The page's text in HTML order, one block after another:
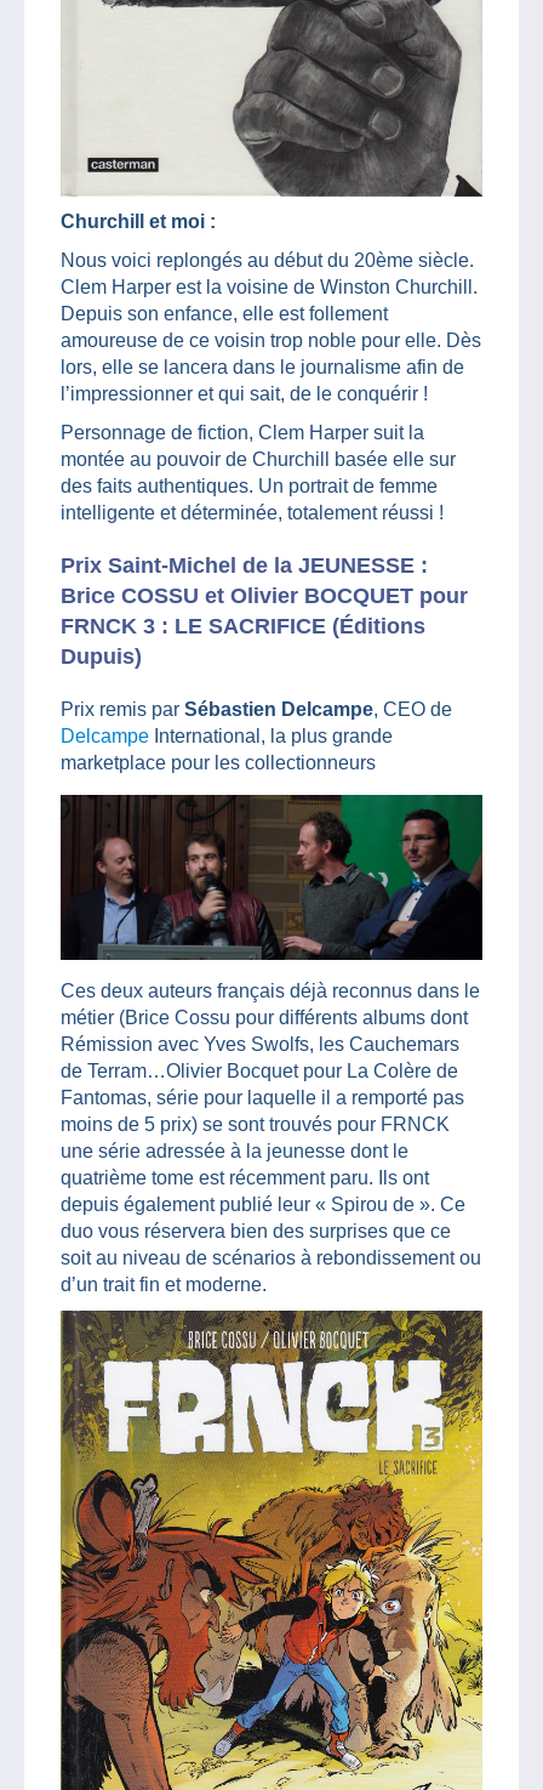
Churchill et moi :
Nous voici replongés au début du 20ème siècle.
Clem Harper est la voisine de Winston Churchill.
Depuis son enfance, elle est follement
amoureuse de ce voisin trop noble pour elle. Dès
lors, elle se lancera dans le journalisme afin de
l’impressionner et qui sait, de le conquérir !
Personnage de fiction, Clem Harper suit la
montée au pouvoir de Churchill basée elle sur
des faits authentiques. Un portrait de femme
intelligente et déterminée, totalement réussi !
Prix Saint-Michel de la JEUNESSE :
Brice COSSU et Olivier BOCQUET pour
FRNCK 3 : LE SACRIFICE (Éditions
Dupuis)
Prix remis par Sébastien Delcampe, CEO de
Delcampe International, la plus grande
marketplace pour les collectionneurs
Ces deux auteurs français déjà reconnus dans le
métier (Brice Cossu pour différents albums dont
Rémission avec Yves Swolfs, les Cauchemars
de Terram…Olivier Bocquet pour La Colère de
Fantomas, série pour laquelle il a remporté pas
moins de 5 prix) se sont trouvés pour FRNCK
une série adressée à la jeunesse dont le
quatrième tome est récemment paru. Ils ont
depuis également publié leur « Spirou de ». Ce
duo vous réservera bien des surprises que ce
soit au niveau de scénarios à rebondissement ou
d’un trait fin et moderne.